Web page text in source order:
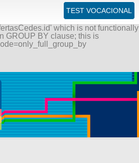
Syntax error or access violation:
list is not in GROUP BY
column
which is not functionally
GROUP BY clause; this is
TEST VOCACIONAL